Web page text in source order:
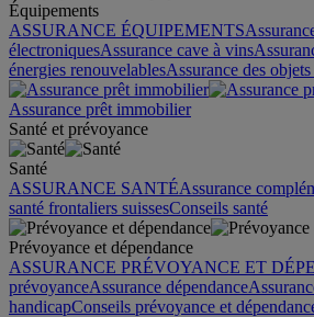
Équipements
ASSURANCE ÉQUIPEMENTS
électroniquesAssurance cave à vins
énergies renouvelablesAssurance des
Assurance prêt immobilier
Santé et prévoyance
Santé
ASSURANCE SANTÉAssurance
santé frontaliers suissesConseils santé
Prévoyance et dépendance
ASSURANCE PRÉVOYANCE ET
prévoyanceAssurance dépendance
handicapConseils prévoyance et